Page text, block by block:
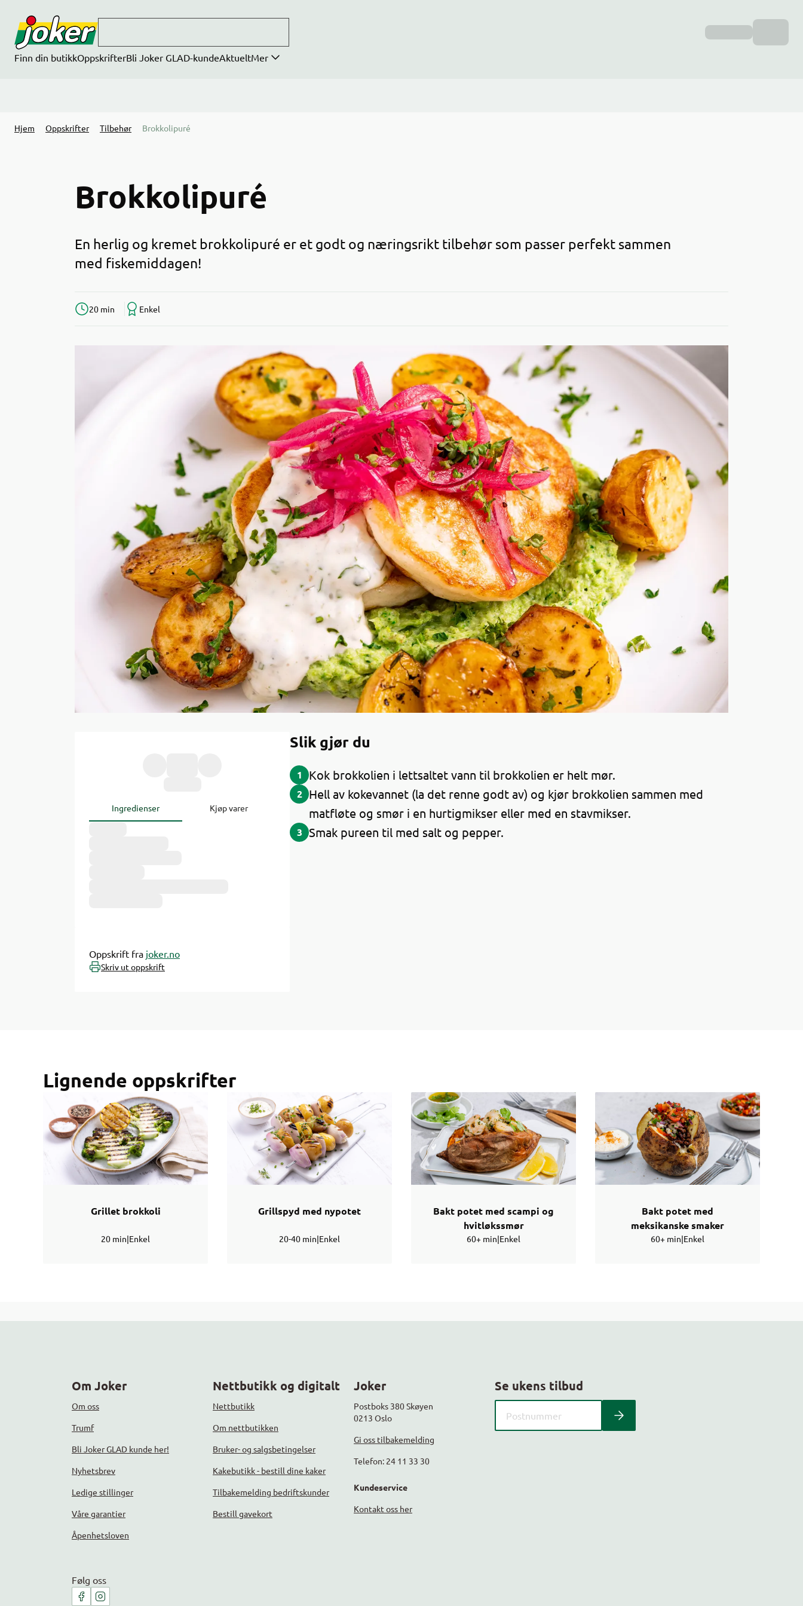
Finn din butikkOppskrifterBli Joker GLAD-kundeAktueltMer
Hjem Oppskrifter Tilbehør Brokkolipuré
Brokkolipuré
En herlig og kremet brokkolipuré er et godt og næringsrikt tilbehør som passer perfekt sammen
med fiskemiddagen!
20 min Enkel
Ingredienser Kjøp varer
Oppskrift fra joker.no
Skriv ut oppskrift
Slik gjør du
1 Kok brokkolien i lettsaltet vann til brokkolien er helt mør.
2 Hell av kokevannet (la det renne godt av) og kjør brokkolien sammen med
matfløte og smør i en hurtigmikser eller med en stavmikser.
3 Smak pureen til med salt og pepper.
Lignende oppskrifter
Grillet brokkoli
20 min|Enkel
Grillspyd med nypotet
20-40 min|Enkel
Bakt potet med scampi og
hvitløkssmør
60+ min|Enkel
Bakt potet med
meksikanske smaker
60+ min|Enkel
Om Joker
Om oss
Trumf
Bli Joker GLAD kunde her!
Nyhetsbrev
Ledige stillinger
Våre garantier
Åpenhetsloven
Nettbutikk og digitalt
Nettbutikk
Om nettbutikken
Bruker- og salgsbetingelser
Kakebutikk - bestill dine kaker
Tilbakemelding bedriftskunder
Bestill gavekort
Joker
Postboks 380 Skøyen
0213 Oslo
Gi oss tilbakemelding
Telefon: 24 11 33 30
Kundeservice
Kontakt oss her
Se ukens tilbud
Følg oss